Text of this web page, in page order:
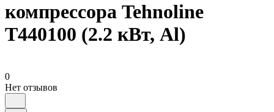
компрессора Tehnoline
T440100 (2.2 кВт, Al)
0
Нет отзывов